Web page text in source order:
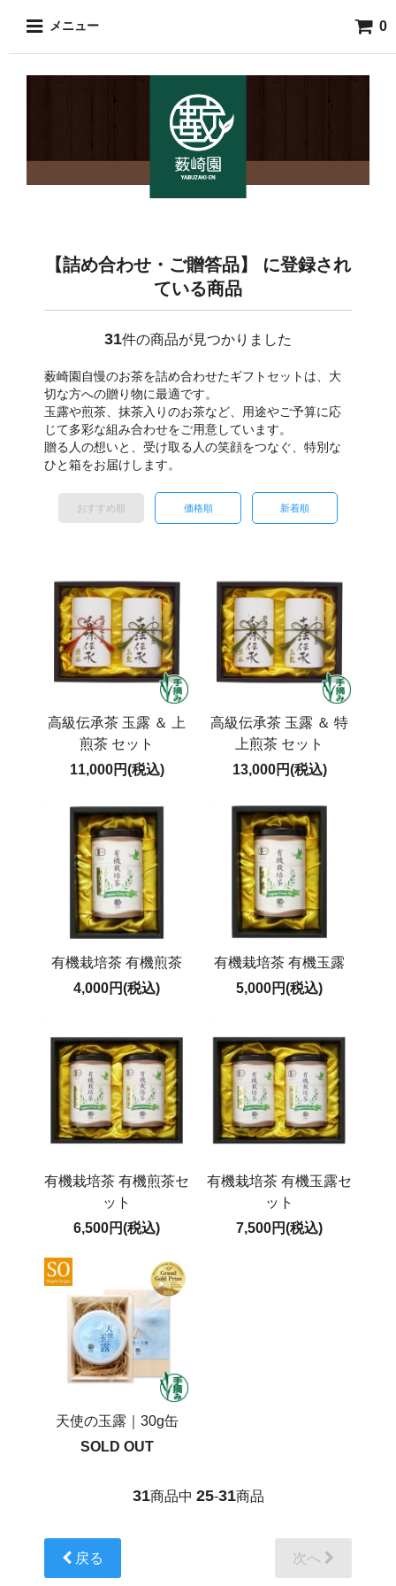
メニュー 0
【詰め合わせ・ご贈答品】 に登録され
ている商品
31件の商品が見つかりました
薮崎園自慢のお茶を詰め合わせたギフトセットは、大
切な方への贈り物に最適です。
玉露や煎茶、抹茶入りのお茶など、用途やご予算に応
じて多彩な組み合わせをご用意しています。
贈る人の想いと、受け取る人の笑顔をつなぐ、特別な
ひと箱をお届けします。
おすすめ順 価格順 新着順
高級伝承茶 玉露 ＆ 上
煎茶 セット
11,000円(税込)
高級伝承茶 玉露 ＆ 特
上煎茶 セット
13,000円(税込)
有機栽培茶 有機煎茶
4,000円(税込)
有機栽培茶 有機玉露
5,000円(税込)
有機栽培茶 有機煎茶セ
ット
6,500円(税込)
有機栽培茶 有機玉露セ
ット
7,500円(税込)
天使の玉露｜30g缶
SOLD OUT
31商品中 25-31商品
戻る 次へ